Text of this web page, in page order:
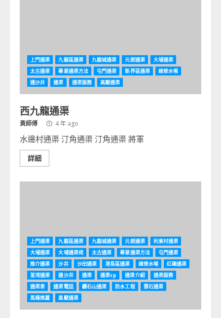
上門通渠 九龍區通渠 九龍城通渠 元朗通渠
大埔通渠
太古通渠
專業通渠方法 屯門通渠 新界區通渠
維修水喉
通沙井
通渠 通渠服務 高壓通渠
西九龍通渠
黃師傅 4 年 ago
水邊村通渠 汀角通渠 汀角通渠 將軍
詳細
上門通渠 九龍區通渠 九龍城通渠 元朗通渠
利東村通渠
大埔通渠
大埔通渠佬 太古通渠 專業通渠方法
屯門通渠
推介通渠
沙井 沙田通渠 港島區通渠 維修水喉
红磡通渠
荃湾通渠
通沙井 通渠 通渠cp 通渠介紹
通渠服務
通渠車
通渠電話 鑽石山通渠 防水工程
雲石通渠
馬桶推薦
高壓通渠